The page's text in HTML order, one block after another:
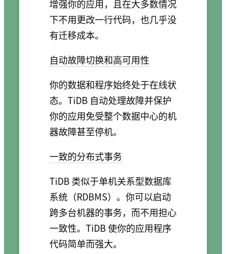
增强你的应用，且在大多数情况
下不用更改一行代码，也几乎没
有迁移成本。
自动故障切换和高可用性
你的数据和程序始终处于在线状
态。TiDB 自动处理故障并保护
你的应用免受整个数据中心的机
器故障甚至停机。
一致的分布式事务
TiDB 类似于单机关系型数据库
系统（RDBMS）。你可以启动
跨多台机器的事务，而不用担心
一致性。TiDB 使你的应用程序
代码简单而强大。